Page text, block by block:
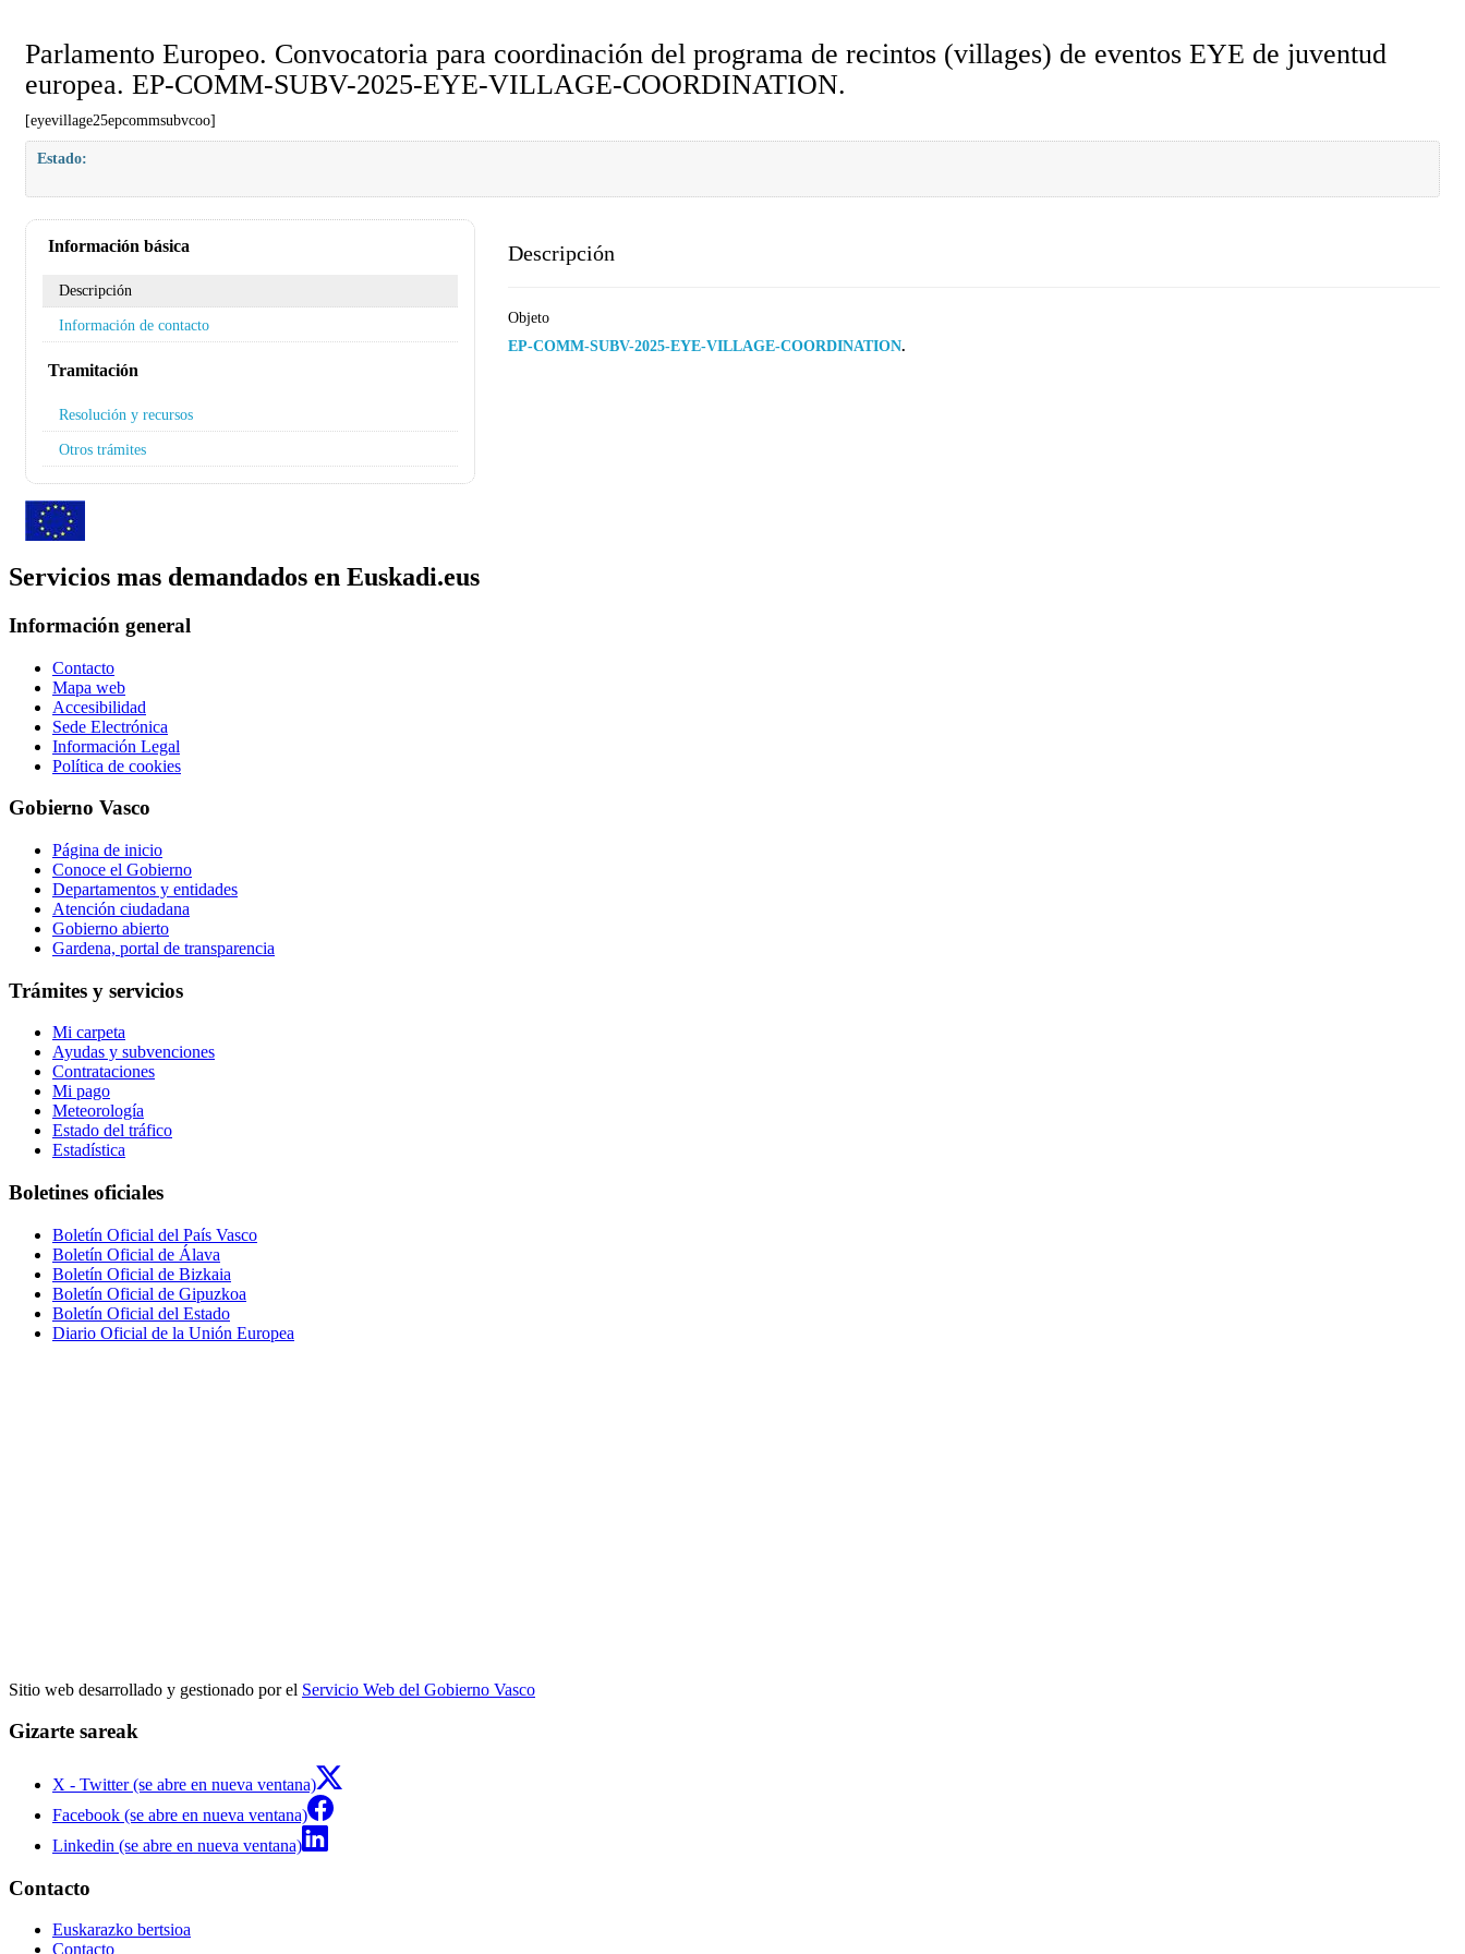
Parlamento Europeo. Convocatoria para coordinación del programa de recintos (villages) de eventos EYE de juventud
europea. EP-COMM-SUBV-2025-EYE-VILLAGE-COORDINATION.
[eyevillage25epcommsubvcoo]
Estado:
Información básica
Descripción
Información de contacto
Tramitación
Resolución y recursos
Otros trámites
Descripción
Objeto
EP-COMM-SUBV-2025-EYE-VILLAGE-COORDINATION.
Servicios mas demandados en Euskadi.eus
Información general
Contacto
Mapa web
Accesibilidad
Sede Electrónica
Información Legal
Política de cookies
Gobierno Vasco
Página de inicio
Conoce el Gobierno
Departamentos y entidades
Atención ciudadana
Gobierno abierto
Gardena, portal de transparencia
Trámites y servicios
Mi carpeta
Ayudas y subvenciones
Contrataciones
Mi pago
Meteorología
Estado del tráfico
Estadística
Boletines oficiales
Boletín Oficial del País Vasco
Boletín Oficial de Álava
Boletín Oficial de Bizkaia
Boletín Oficial de Gipuzkoa
Boletín Oficial del Estado
Diario Oficial de la Unión Europea
Sitio web desarrollado y gestionado por el Servicio Web del Gobierno Vasco
Gizarte sareak
X - Twitter (se abre en nueva ventana)
Facebook (se abre en nueva ventana)
Linkedin (se abre en nueva ventana)
Contacto
Euskarazko bertsioa
Contacto